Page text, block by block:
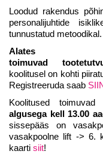
Loodud rakendus
personalijuhtide
tunnustatud
Alates
toimuvad
koolitusel on kohti
Registreeruda saab
Koolitused
algusega kell 13.00
sissepääs on
vasakpoolne lift -> 6.
kaarti siit!